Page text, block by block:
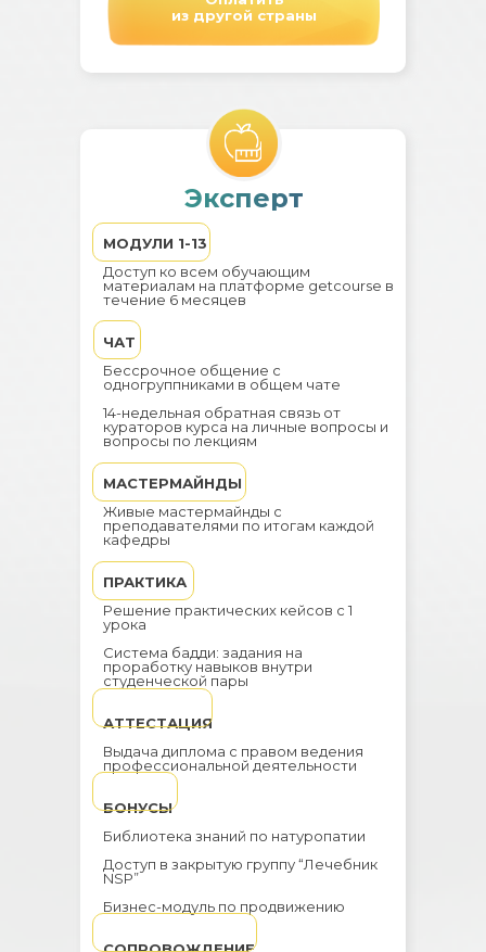
Эксперт
МОДУЛИ 1-13
Доступ ко всем обучающим
материалам на платформе getcourse в
течение 6 месяцев
ЧАТ
Бессрочное общение с
одногруппниками в общем чате
14-недельная обратная связь от
кураторов курса на личные вопросы и
вопросы по лекциям
МАСТЕРМАЙНДЫ
Живые мастермайнды с
преподавателями по итогам каждой
кафедры
ПРАКТИКА
Решение практических кейсов с 1
урока
Система бадди: задания на
проработку навыков внутри
студенческой пары
АТТЕСТАЦИЯ
Выдача диплома с правом ведения
профессиональной деятельности
БОНУСЫ
Библиотека знаний по натуропатии
Доступ в закрытую группу “Лечебник
NSP”
Бизнес-модуль по продвижению
из другой страны